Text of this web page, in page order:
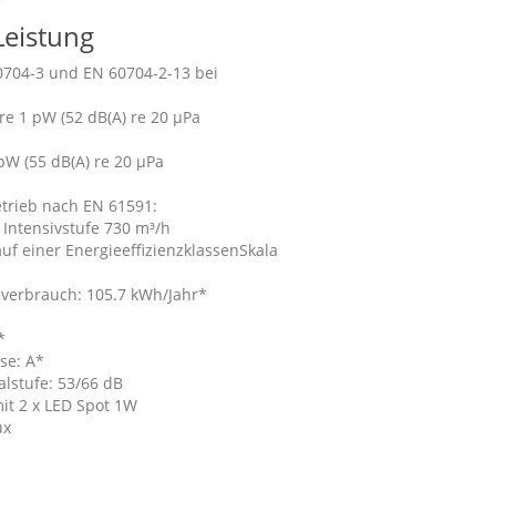
3 und EN 60704-2-13 bei
1 pW (52 dB(A) re 20 µPa
(55 dB(A) re 20 µPa
nach EN 61591:
730 m³/h
einer EnergieeffizienzklassenSkala
105.7 kWh/Jahr*
A*
53/66 dB
2 x LED Spot 1W